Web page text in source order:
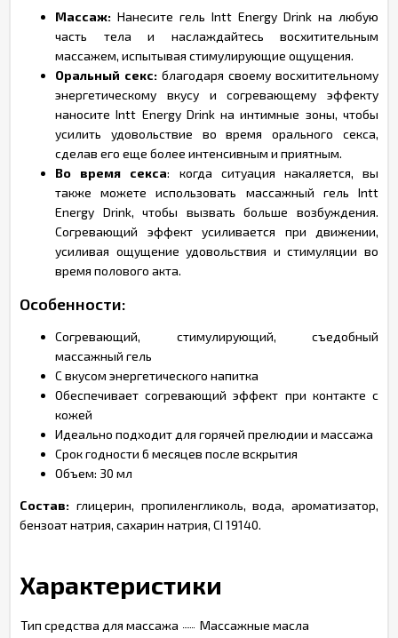
Массаж: Нанесите гель Intt Energy Drink на любую
часть тела и наслаждайтесь восхитительным
массажем, испытывая стимулирующие ощущения.
Оральный секс: благодаря своему восхитительному
энергетическому вкусу и согревающему эффекту
наносите Intt Energy Drink на интимные зоны, чтобы
усилить удовольствие во время орального секса,
сделав его еще более интенсивным и приятным.
Во время секса: когда ситуация накаляется, вы
также можете использовать массажный гель Intt
Energy Drink, чтобы вызвать больше возбуждения.
Согревающий эффект усиливается при движении,
усиливая ощущение удовольствия и стимуляции во
время полового акта.
Особенности:
Согревающий, стимулирующий, съедобный
массажный гель
С вкусом энергетического напитка
Обеспечивает согревающий эффект при контакте с
кожей
Идеально подходит для горячей прелюдии и массажа
Срок годности 6 месяцев после вскрытия
Объем: 30 мл
Состав: глицерин, пропиленгликоль, вода, ароматизатор,
бензоат натрия, сахарин натрия, CI 19140.
Характеристики
Тип средства для массажа
Массажные масла